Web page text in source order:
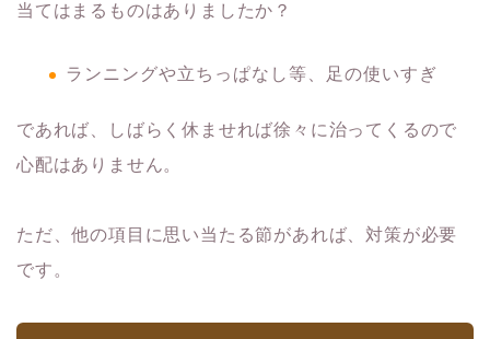
当てはまるものはありましたか？
ランニングや立ちっぱなし等、足の使いすぎ
であれば、しばらく休ませれば徐々に治ってくるので
心配はありません。
ただ、他の項目に思い当たる節があれば、対策が必要
です。